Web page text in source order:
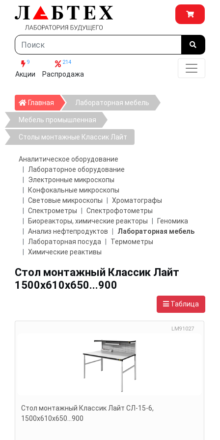
9
Акции
214
Распродажа
Главная ГлавнаяЛабораторная мебель
Мебель промышленная
Столы монтажные Классик Лайт
Аналитическое оборудование
Лабораторное оборудование
Электронные микроскопы
Конфокальные микроскопы
Световые микроскопы
Хроматографы
Спектрометры
Спектрофотометры
Биореакторы, химические реакторы
Геномика
Анализ нефтепродуктов
Лабораторная мебель
Лабораторная посуда
Термометры
Химические реактивы
Стол монтажный Классик Лайт
1500х610х650...900
Таблица
LM91027
Стол монтажный Классик Лайт СЛ-15-6,
1500х610х650...900